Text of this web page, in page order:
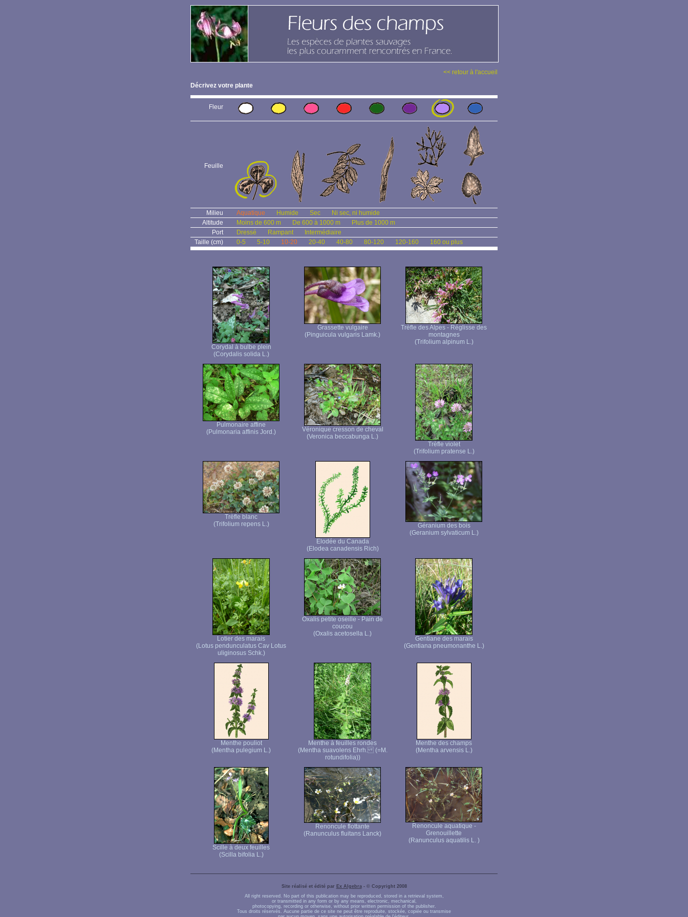
<< retour à l'accueil
Décrivez votre plante
Fleur
Feuille
Milieu Aquatique Humide Sec
Ni sec, ni humide
Altitude
Moins de 600 m De 600 à 1000 m
Plus de 1000 m
Port
Dressé Rampant
Intermédiaire
Taille (cm)
0-5 5-10 10-20 20-40 40-80 80-120 120-160 160 ou plus
Corydal à bulbe plein
(Corydalis solida L.)
Grassette vulgaire
(Pinguicula vulgaris Lamk.)
Trèfle des Alpes - Réglisse des
montagnes
(Trifolium alpinum L.)
Pulmonaire affine
(Pulmonaria affinis Jord.)
Véronique cresson de cheval
(Veronica beccabunga L.)
Trèfle violet
(Trifolium pratense L.)
Trèfle blanc
(Trifolium repens L.)
Elodée du Canada
(Elodea canadensis Rich)
Géranium des bois
(Geranium sylvaticum L.)
Lotier des marais
(Lotus pendunculatus Cav Lotus
uliginosus Schk.)
Oxalis petite oseille - Pain de
coucou
(Oxalis acetosella L.)
Gentiane des marais
(Gentiana pneumonanthe L.)
Menthe pouliot
(Mentha pulegium L.)
Menthe à feuilles rondes
(Mentha suavolens Ehrh. (=M.
rotundifolia))
Menthe des champs
(Mentha arvensis L.)
Scille à deux feuilles
(Scilla bifolia L.)
Renoncule flottante
(Ranunculus fluitans Lanck)
Renoncule aquatique -
Grenouillette
(Ranunculus aquatilis L. )
Site réalisé et édité par Ex Algebra- © Copyright 2008
All right reserved. No part of this publication may be reproduced, stored in a retrieval system,
or transmitted in any form or by any means, electronic, mechanical,
photocopying, recording or otherwise, without prior written permission of the publisher.
Tous droits réservés. Aucune partie de ce site ne peut être reproduite, stockée, copiée ou transmise